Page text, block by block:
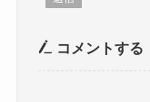
コメントする